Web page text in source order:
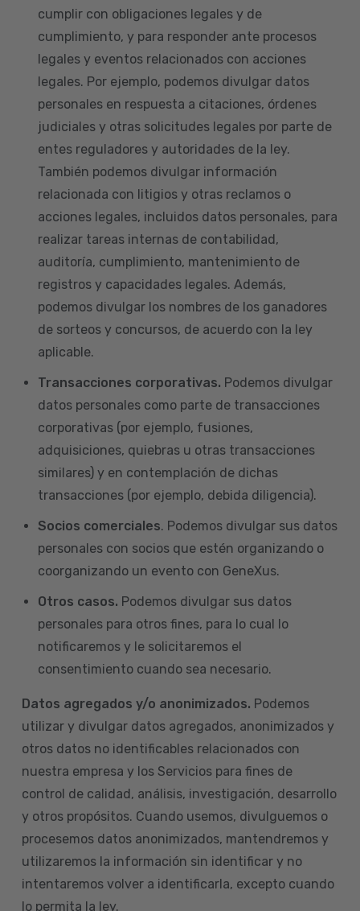
cumplir con obligaciones legales y de
cumplimiento, y para responder ante procesos
legales y eventos relacionados con acciones
legales. Por ejemplo, podemos divulgar datos
personales en respuesta a citaciones, órdenes
judiciales y otras solicitudes legales por parte de
entes reguladores y autoridades de la ley.
También podemos divulgar información
relacionada con litigios y otras reclamos o
acciones legales, incluidos datos personales, para
realizar tareas internas de contabilidad,
auditoría, cumplimiento, mantenimiento de
registros y capacidades legales. Además,
podemos divulgar los nombres de los ganadores
de sorteos y concursos, de acuerdo con la ley
aplicable.
Transacciones corporativas. Podemos divulgar
datos personales como parte de transacciones
corporativas (por ejemplo, fusiones,
adquisiciones, quiebras u otras transacciones
similares) y en contemplación de dichas
transacciones (por ejemplo, debida diligencia).
Socios comerciales. Podemos divulgar sus datos
personales con socios que estén organizando o
coorganizando un evento con GeneXus.
Otros casos. Podemos divulgar sus datos
personales para otros fines, para lo cual lo
notificaremos y le solicitaremos el
consentimiento cuando sea necesario.
Datos agregados y/o anonimizados. Podemos
utilizar y divulgar datos agregados, anonimizados y
otros datos no identificables relacionados con
nuestra empresa y los Servicios para fines de
control de calidad, análisis, investigación, desarrollo
y otros propósitos. Cuando usemos, divulguemos o
procesemos datos anonimizados, mantendremos y
utilizaremos la información sin identificar y no
intentaremos volver a identificarla, excepto cuando
lo permita la ley.